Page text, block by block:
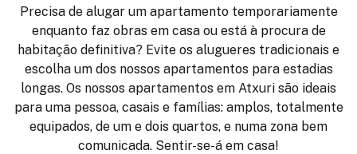
Precisa de alugar um apartamento temporariamente
enquanto faz obras em casa ou está à procura de
habitação definitiva? Evite os alugueres tradicionais e
escolha um dos nossos apartamentos para estadias
longas. Os nossos apartamentos em Atxuri são ideais
para uma pessoa, casais e famílias: amplos, totalmente
equipados, de um e dois quartos, e numa zona bem
comunicada. Sentir-se-á em casa!